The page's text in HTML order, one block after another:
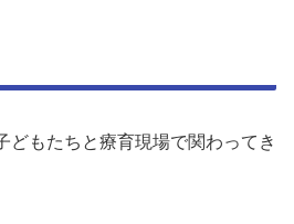
どもたちと療育現場で関わってき